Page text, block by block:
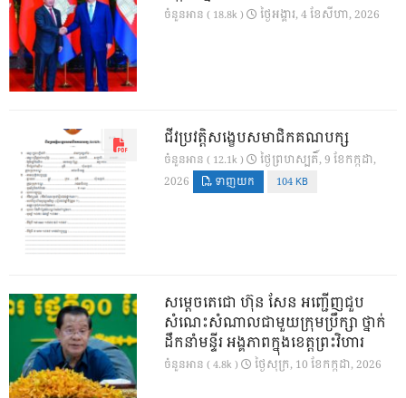
ចំនួនអាន ( 18.8k ) ថ្ងៃ​អង្គារ, 4 ខែ​សីហា, 2026
ជីវប្រវត្តិសង្ខេបសមាជិកគណបក្ស
ចំនួនអាន ( 12.1k )
ថ្ងៃ​ព្រហស្បតិ៍, 9 ខែ​កក្កដា,
2026
ទាញយក 104 KB
សម្តេចតេជោ ហ៊ុន សែន អញ្ជើញជួប
សំណេះសំណាលជាមួយក្រុមប្រឹក្សា ថ្នាក់
ដឹកនាំមន្ទីរ អង្គភាពក្នុងខេត្តព្រះវិហារ
ចំនួនអាន ( 4.8k ) ថ្ងៃ​សុក្រ, 10 ខែ​កក្កដា, 2026